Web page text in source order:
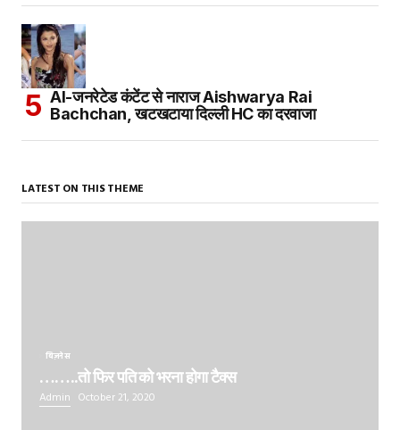
AI-जनरेटेड कंटेंट से नाराज Aishwarya Rai
Bachchan, खटखटाया दिल्ली HC का दरवाजा
LATEST ON THIS THEME
बिज़नेस
……..तो फिर पति को भरना होगा टैक्स
Admin October 21, 2020